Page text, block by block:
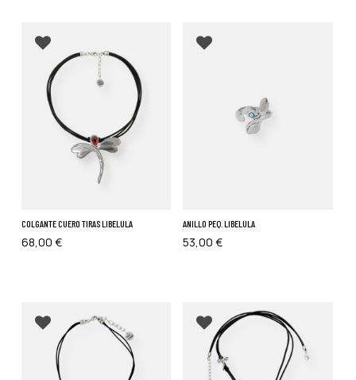
Añadir a favoritos Añadir a favoritos
COLGANTE CUERO TIRAS LIBELULA
68,00 €
Añadir a favoritos
ANILLO PEQ. LIBELULA
53,00€
Añadir a favoritos